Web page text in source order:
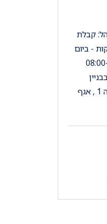
קבלת
- ביום
בין השעות 08:00-
סוראסקי, קומה 1 , אגף